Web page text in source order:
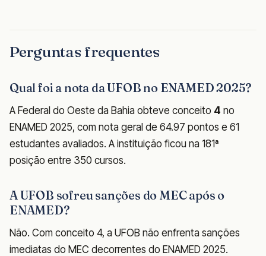
Perguntas frequentes
Qual foi a nota da UFOB no ENAMED 2025?
A Federal do Oeste da Bahia obteve conceito 4 no
ENAMED 2025, com nota geral de 64.97 pontos e 61
estudantes avaliados. A instituição ficou na 181ª
posição entre 350 cursos.
A UFOB sofreu sanções do MEC após o
ENAMED?
Não. Com conceito 4, a UFOB não enfrenta sanções
imediatas do MEC decorrentes do ENAMED 2025.